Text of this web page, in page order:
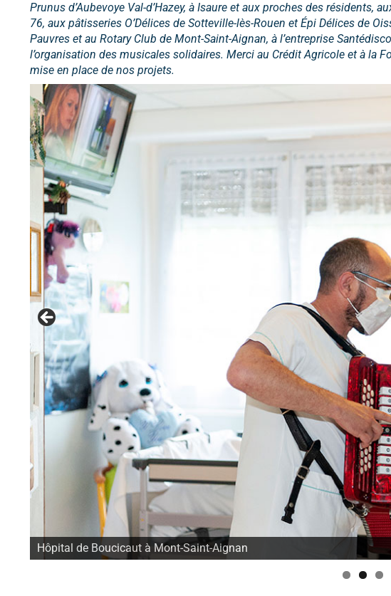
Prunus d’Aubevoye Val-d’Hazey, à Isaure et aux proches des résidents,
76, aux pâtisseries O’Délices de Sotteville-lès-Rouen et Épi Délices de
Pauvres et au Rotary Club de Mont-Saint-Aignan, à l’entreprise
l’organisation des musicales solidaires. Merci au Crédit Agricole et à
mise en place de nos projets.
USLD Fleury à l'hôpital Saint-Julien à Petit-Quevilly